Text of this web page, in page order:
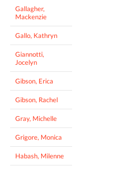
Gallagher,
Mackenzie
Gallo, Kathryn
Giannotti,
Jocelyn
Gibson, Erica
Gibson, Rachel
Gray, Michelle
Grigore, Monica
Habash, Milenne